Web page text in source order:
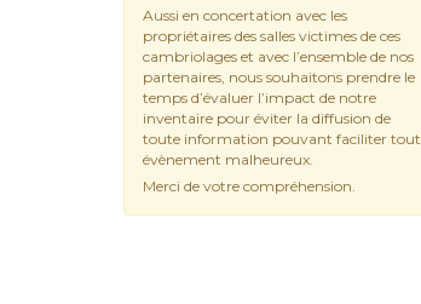
Aussi en concertation avec les
propriétaires des salles victimes de ces
cambriolages et avec l’ensemble de nos
partenaires, nous souhaitons prendre le
temps d’évaluer l’impact de notre
inventaire pour éviter la diffusion de
toute information pouvant faciliter tout
évènement malheureux.
Merci de votre compréhension.